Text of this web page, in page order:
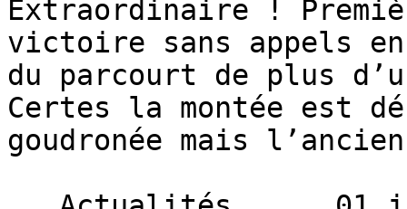
Extraordinaire !
victoire sans appels
du parcourt de plus
Certes la montée est
goudronée mais